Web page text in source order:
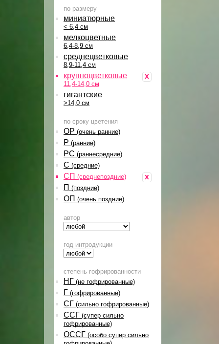
по размеру
миниатюрные
< 6,4 см
мелкоцветные
6,4-8,9 см
среднецветковые
8,9-11,4 см
x
крупноцветковые
11,4-14,0 см
гигантские
>14,0 см
по сроку цветения
ОР (очень ранние)
Р (ранние)
РС (раннесредние)
С (средние)
x
СП (среднепоздние)
П (поздние)
ОП (очень поздние)
автор
год интродукции
степень гофрированности
НГ (не гофрированные)
Г (гофрированные)
СГ (сильно гофрированные)
ССГ (супер сильно
гофрированные)
ОССГ (особо супер сильно